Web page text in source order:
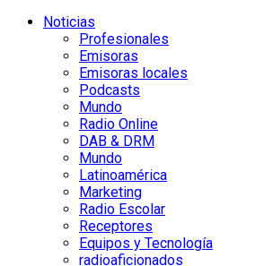
Noticias
Profesionales
Emisoras
Emisoras locales
Podcasts
Mundo
Radio Online
DAB & DRM
Mundo
Latinoamérica
Marketing
Radio Escolar
Receptores
Equipos y Tecnología
radioaficionados